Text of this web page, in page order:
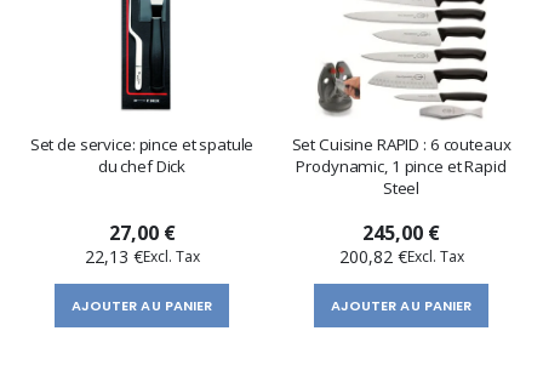
Set de service: pince et spatule
du chef Dick
27,00 €
22,13 €
AJOUTER AU PANIER
Set Cuisine RAPID : 6 couteaux
Prodynamic, 1 pince et Rapid
Steel
245,00 €
200,82 €
AJOUTER AU PANIER